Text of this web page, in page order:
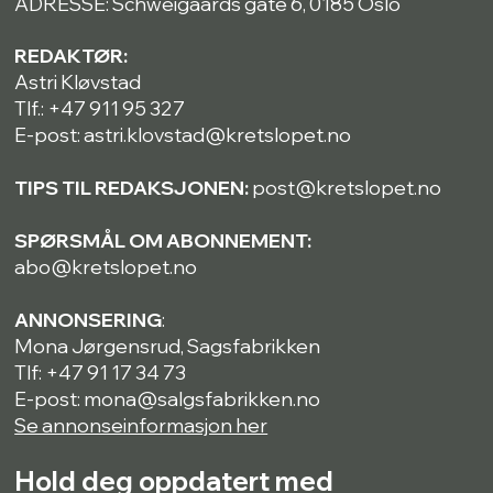
REDAKTØR:
Astri Kløvstad
Tlf.: +47 911 95 327
E-post: astri.klovstad@kretslopet.no
TIPS TIL REDAKSJONEN:post@kretslopet.no
SPØRSMÅL OM ABONNEMENT:
abo@kretslopet.no
ANNONSERING:
Mona Jørgensrud, Sagsfabrikken
Tlf: +47 91 17 34 73
E-post: mona@salgsfabrikken.no
Se annonseinformasjon her
Hold deg oppdatert med